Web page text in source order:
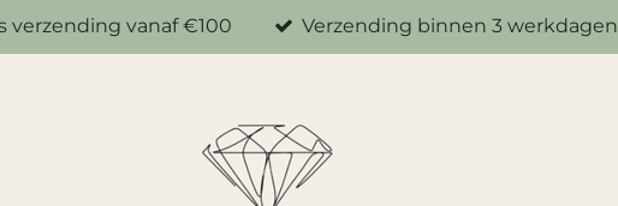
verzending vanaf €100 Verzending binnen 3 werkdagen